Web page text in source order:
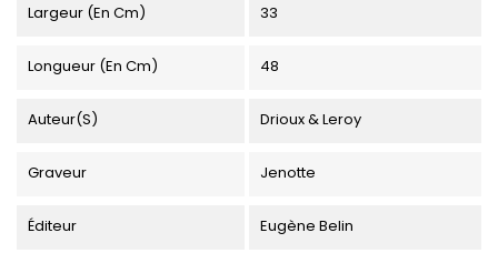
Largeur (en Cm) 33
Longueur (en Cm) 48
Auteur(s) Drioux & Leroy
Graveur Jenotte
Éditeur Eugène Belin